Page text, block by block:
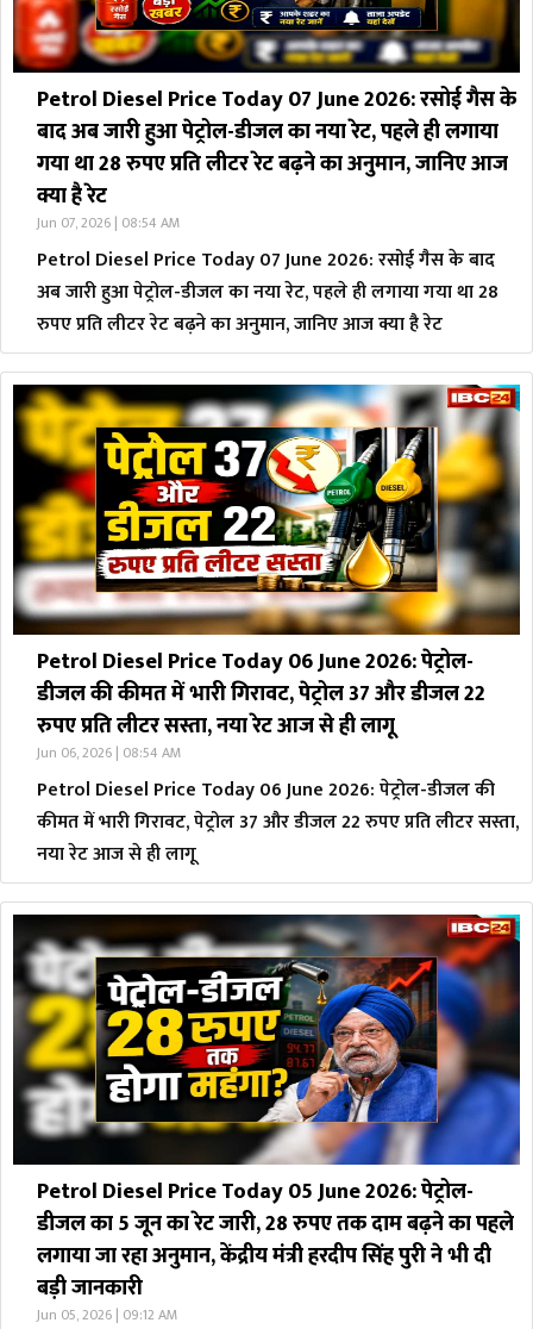
Petrol Diesel Price Today 07 June 2026: रसोई गैस के
बाद अब जारी हुआ पेट्रोल-डीजल का नया रेट, पहले ही लगाया
गया था 28 रुपए प्रति लीटर रेट बढ़ने का अनुमान, जानिए आज
क्या है रेट
Jun 07, 2026 | 08:54 AM
Petrol Diesel Price Today 07 June 2026: रसोई गैस के बाद
अब जारी हुआ पेट्रोल-डीजल का नया रेट, पहले ही लगाया गया था 28
रुपए प्रति लीटर रेट बढ़ने का अनुमान, जानिए आज क्या है रेट
Petrol Diesel Price Today 06 June 2026: पेट्रोल-
डीजल की कीमत में भारी गिरावट, पेट्रोल 37 और डीजल 22
रुपए प्रति लीटर सस्ता, नया रेट आज से ही लागू
Jun 06, 2026 | 08:54 AM
Petrol Diesel Price Today 06 June 2026: पेट्रोल-डीजल की
कीमत में भारी गिरावट, पेट्रोल 37 और डीजल 22 रुपए प्रति लीटर सस्ता,
नया रेट आज से ही लागू
Petrol Diesel Price Today 05 June 2026: पेट्रोल-
डीजल का 5 जून का रेट जारी, 28 रुपए तक दाम बढ़ने का पहले
लगाया जा रहा अनुमान, केंद्रीय मंत्री हरदीप सिंह पुरी ने भी दी
बड़ी जानकारी
Jun 05, 2026 | 09:12 AM